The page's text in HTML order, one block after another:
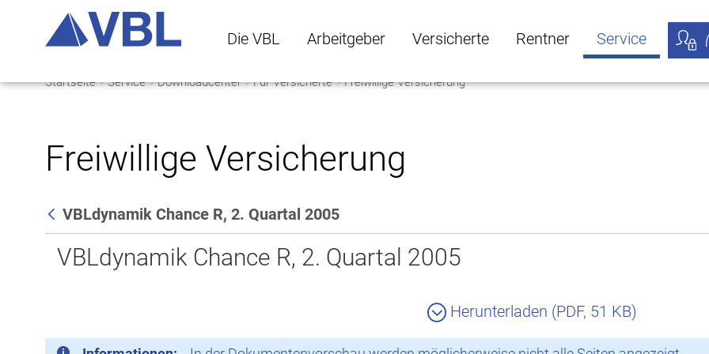
Die VBL
Die VBL Untermenü öffnen
Arbeitgeber
Arbeitgeber Untermenü öffnen
Versicherte
Versicherte Untermenü öffnen
Rentner Service
Startseite Service Downloadcenter Für Versicherte Freiwillige Versicherung
Freiwillige Versicherung
Zurück
VBLdynamik Chance R, 2. Quartal 2005
VBLdynamik Chance R, 2. Quartal 2005
Herunterladen (PDF, 51 KB)